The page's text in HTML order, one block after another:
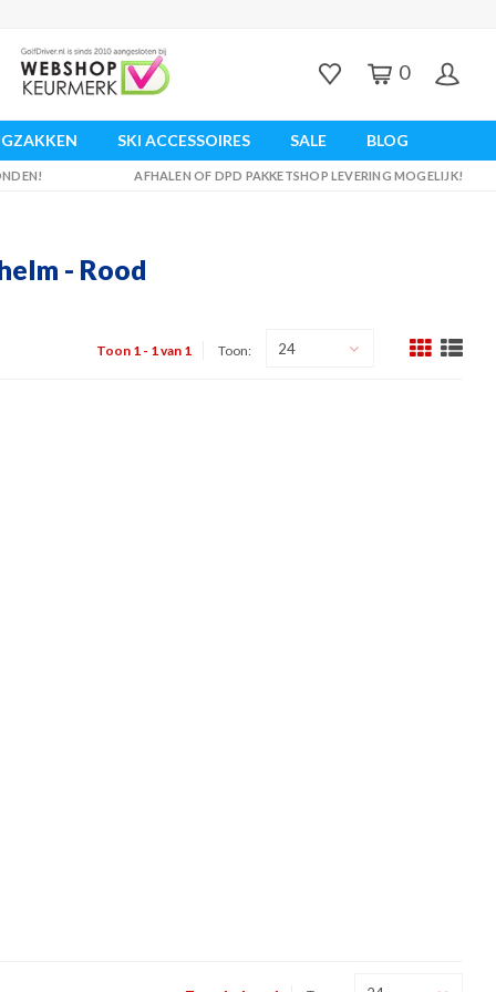
0
SKI ACCESSOIRES SALE BLOG
AFHALEN OF DPD PAKKETSHOP LEVERING MOGELIJK!
- Rood
Toon 1 - 1 van 1 Toon: 24